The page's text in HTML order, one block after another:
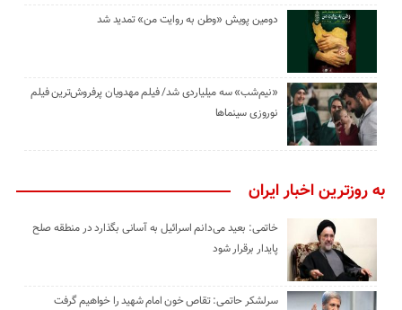
دومین پویش «وطن به روایت من» تمدید شد
«نیم‌شب» سه میلیاردی شد/ فیلم مهدویان پرفروش‌ترین فیلم
نوروزی سینماها
به روزترین اخبار ایران
خاتمی: بعید می‌دانم اسرائیل به آسانی بگذارد در منطقه صلح
پایدار برقرار شود
سرلشکر حاتمی: تقاص خون امام شهید را خواهیم گرفت